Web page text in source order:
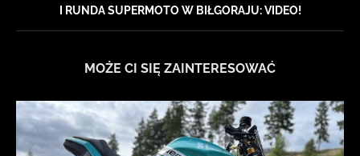
I RUNDA SUPERMOTO W BIŁGORAJU: VIDEO!
MOŻE CI SIĘ ZAINTERESOWAĆ